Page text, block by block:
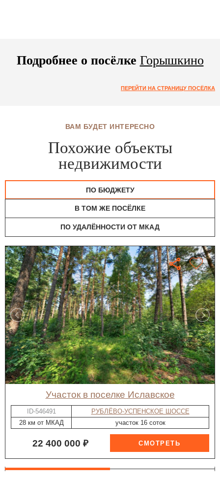
Подробнее о посёлке Горышкино
ПЕРЕЙТИ НА СТРАНИЦУ ПОСЁЛКА
ВАМ БУДЕТ ИНТЕРЕСНО
Похожие объекты
недвижимости
ПО БЮДЖЕТУ
В ТОМ ЖЕ ПОСЁЛКЕ
ПО УДАЛЁННОСТИ ОТ МКАД
участок в поселке Иславское
ID-546491
РУБЛЁВО-УСПЕНСКОЕ ШОССЕ
28 км от МКАД
участок 16 соток
22 400 000 ₽